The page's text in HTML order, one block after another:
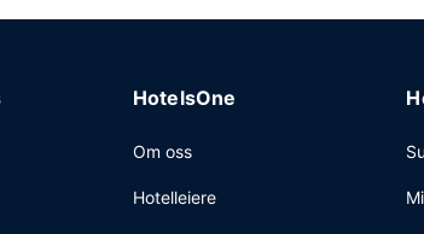
HotelsOne
Om oss
Hotelleiere